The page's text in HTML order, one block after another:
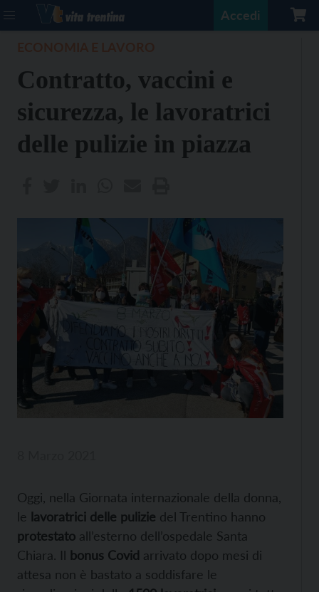
Accedi
Contratto, vaccini e
sicurezza, le lavoratrici
delle pulizie in piazza
Oggi, nella Giornata internazionale della donna,
le lavoratrici delle pulizie del Trentino hanno
protestato all’esterno dell’ospedale Santa
Chiara. Il bonus Covid arrivato dopo mesi di
attesa non è bastato a soddisfare le